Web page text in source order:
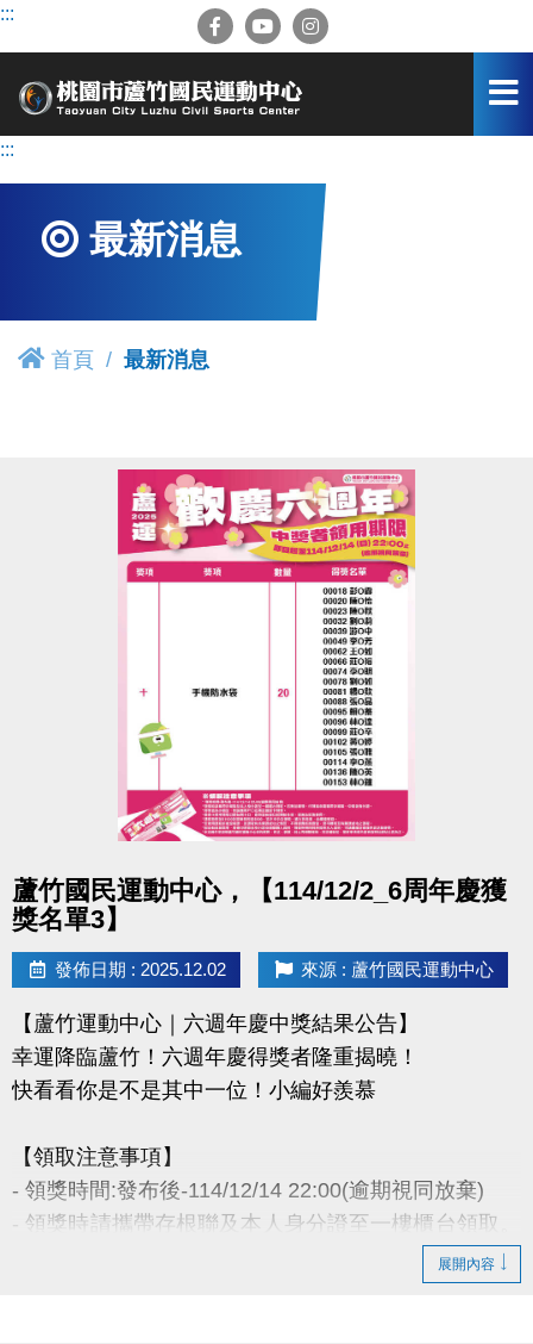
跳
容
:::
:::
最新消息
首頁 最新消息
蘆竹國民運動中心，【114/12/2_6周年慶獲
獎名單3】
發佈日期 : 2025.12.02 來源 : 蘆竹國民運動中心
【蘆竹運動中心｜六週年慶中獎結果公告】
幸運降臨蘆竹！六週年慶得獎者隆重揭曉！
快看看你是不是其中一位！小編好羨慕
【領取注意事項】
- 領獎時間:發布後-114/12/14 22:00(逾期視同放棄)
- 領獎時請攜帶存根聯及本人身分證至一樓櫃台領取。
若無法親領，代領者亦需攜帶存根聯、中獎者身分
展開內容